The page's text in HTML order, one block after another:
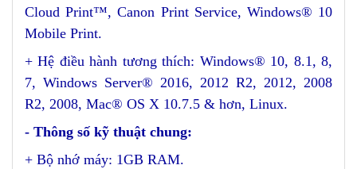
Cloud Print™, Canon Print Service, Windows® 10
Mobile Print.
+ Hệ điều hành tương thích: Windows® 10, 8.1, 8,
7, Windows Server® 2016, 2012 R2, 2012, 2008
R2, 2008, Mac® OS X 10.7.5 & hơn, Linux.
- Thông số kỹ thuật chung:
+ Bộ nhớ máy: 1GB RAM.